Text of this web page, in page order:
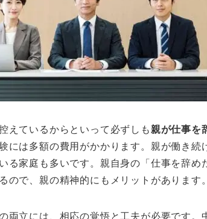
えているからといって必ずしも親が仕事を
には多額の費用がかかります。親が働き続
る家庭も多いです。親自身の「仕事を辞め
で、親の精神的にもメリットがあります。
両立には、相応の覚悟と工夫が必要です。